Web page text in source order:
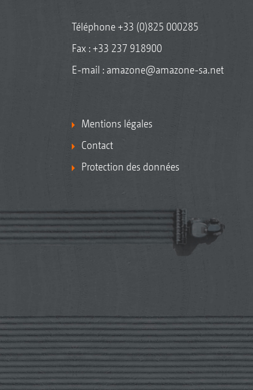
Téléphone+33 (0)825 000285
Fax : +33 237 918900
E-mail : amazone@amazone-sa.net
Mentions légales
Contact
Protection des données